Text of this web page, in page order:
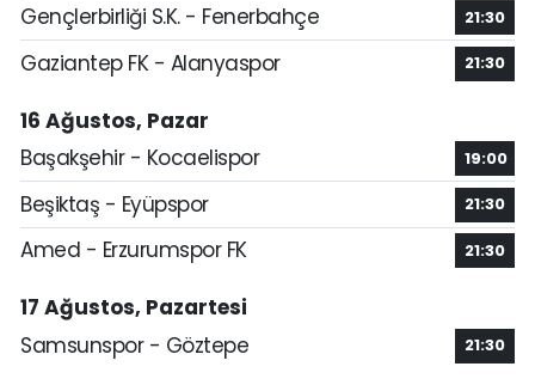
Gençlerbirliği S.K. - Fenerbahçe 21:30
Gaziantep FK - Alanyaspor 21:30
16 Ağustos, Pazar
Başakşehir - Kocaelispor
19:00
Beşiktaş - Eyüpspor 21:30
Amed - Erzurumspor FK 21:30
17 Ağustos, Pazartesi
Samsunspor - Göztepe
21:30